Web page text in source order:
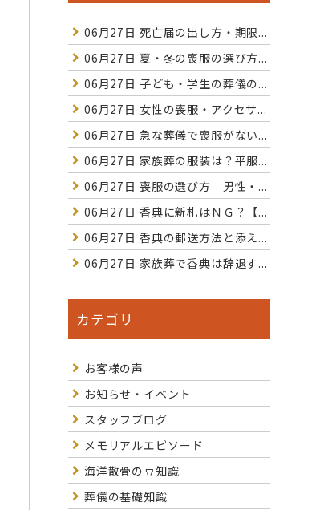
06月27日 死亡届の出し方・期限...
06月27日 夏・冬の喪服の選び方...
06月27日 子ども・学生の葬儀の...
06月27日 女性の喪服・アクセサ...
06月27日 急な葬儀で喪服がない...
06月27日 家族葬の服装は？平服...
06月27日 喪服の選び方｜男性・...
06月27日 香典に新札はＮＧ？【...
06月27日 香典の郵送方法と添え...
06月27日 家族葬で香典は辞退す...
カテゴリ
お客様の声
お知らせ・イベント
スタッフブログ
メモリアルエピソード
海洋散骨の豆知識
葬儀の基礎知識